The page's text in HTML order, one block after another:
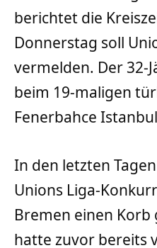
berichtet die
Donnerstag soll
vermelden. Der 32-
beim 19-maligen
Fenerbahce
In den letzten
Unions Liga-
Bremen einen Korb
hatte zuvor bereits